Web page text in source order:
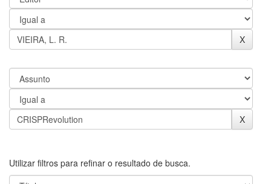
Utilizar filtros para refinar o resultado de busca.